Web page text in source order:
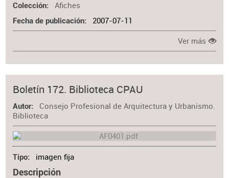
Colección Afiches
Fecha de publicación 2007-07-11
Ver más
Boletín 172. Biblioteca CPAU
Autor
Consejo Profesional de Arquitectura y Urbanismo.
Biblioteca
Tipo imagen fija
Descripción